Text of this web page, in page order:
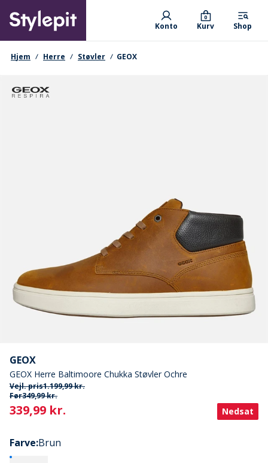
main
content
Primary departments
Konto Kurv
0
Shop
navigationssti
Hjem Herre Støvler GEOX
GEOX
GEOX Herre Baltimoore Chukka Støvler Ochre
Vejl. pris1.199,99 kr.
Før349,99 kr.
Current
339,99 kr. Nedsat
Farve:Brun